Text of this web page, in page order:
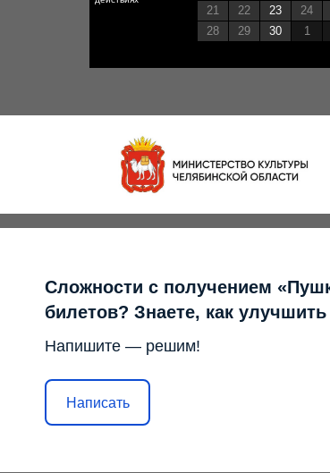
21 22 23 24
28
29 30 1
Сложности с получением
билетов? Знаете, как
Напишите — решим!
Написать